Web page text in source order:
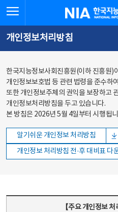
바로가기
바로가기
한국지능정보사
개인정보처리방침
한국지능정보사회진흥원(이하 진흥원)
개인정보보호법 등 관련 법령을 준수하
또한 개인정보주체의 권익을 보장하고
개인정보처리방침을 두고 있습니다.
본 방침은 2026년 5월 4일부터 시행됩
알기쉬운 개인정보 처리방침
개인정보 처리방침 전·후 대비표 다
【주요 개인정보